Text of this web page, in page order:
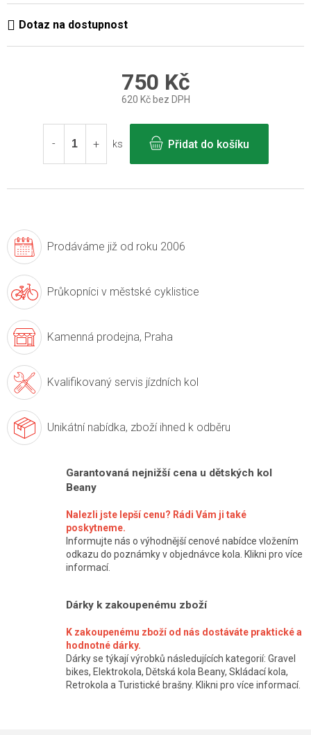
750 Kč
620 Kč bez DPH
cena:
ks
Přidat do košíku
Prodáváme již od roku 2006
Průkopníci v městské cyklistice
Kamenná prodejna, Praha
Kvalifikovaný servis jízdních kol
Unikátní nabídka, zboží ihned k odběru
Garantovaná nejnižší cena u dětských kol
Beany
Nalezli jste lepší cenu? Rádi Vám ji také
poskytneme.
Informujte nás o výhodnější cenové nabídce vložením
odkazu do poznámky v objednávce kola. Klikni pro více
informací.
Dárky k zakoupenému zboží
K zakoupenému zboží od nás dostáváte praktické a
hodnotné dárky.
Dárky se týkají výrobků následujících kategorií: Gravel
bikes, Elektrokola, Dětská kola Beany, Skládací kola,
Retrokola a Turistické brašny. Klikni pro více informací.